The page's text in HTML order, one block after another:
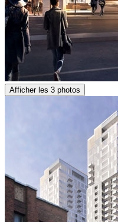
Afficher les 3 photos